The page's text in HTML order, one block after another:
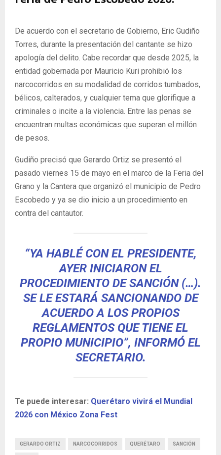
De acuerdo con el secretario de Gobierno, Eric Gudiño
Torres, durante la presentación del cantante se hizo
apología del delito. Cabe recordar que desde 2025, la
entidad gobernada por Mauricio Kuri prohibió los
narcocorridos en su modalidad de corridos tumbados,
bélicos, calterados, y cualquier tema que glorifique a
criminales o incite a la violencia. Entre las penas se
encuentran multas económicas que superan el millón
de pesos.
Gudiño precisó que Gerardo Ortiz se presentó el
pasado viernes 15 de mayo en el marco de la Feria del
Grano y la Cantera que organizó el municipio de Pedro
Escobedo y ya se dio inicio a un procedimiento en
contra del cantautor.
“YA HABLÉ CON EL PRESIDENTE,
AYER INICIARON EL
PROCEDIMIENTO DE SANCIÓN (…).
SE LE ESTARÁ SANCIONANDO DE
ACUERDO A LOS PROPIOS
REGLAMENTOS QUE TIENE EL
PROPIO MUNICIPIO”, INFORMÓ EL
SECRETARIO.
Te puede interesar: Querétaro vivirá el Mundial
2026 con México Zona Fest
GERARDO ORTIZ NARCOCORRIDOS QUERÉTARO SANCIÓN